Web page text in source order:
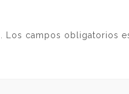
Los campos obligatorios